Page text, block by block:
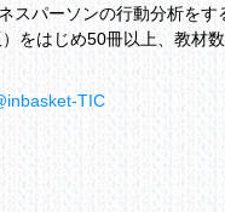
スパーソンの行動分析をす
をはじめ50冊以上、教材
TIC